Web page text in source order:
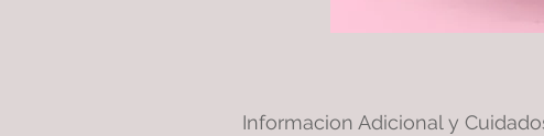
Informacion Adicional y